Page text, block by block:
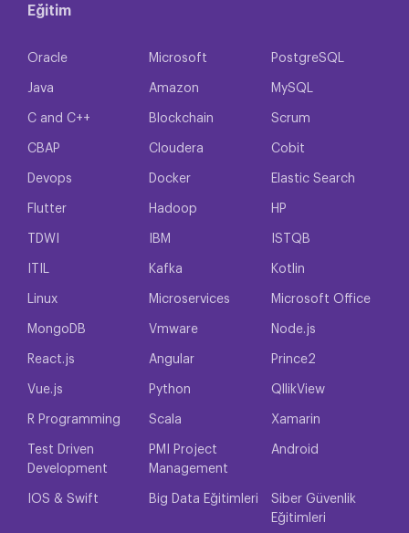
Eğitim
Oracle Microsoft PostgreSQL
Java Amazon MySQL
C and C++ Blockchain Scrum
CBAP Cloudera Cobit
Devops Docker Elastic Search
Flutter Hadoop HP
TDWI IBM ISTQB
ITIL Kafka Kotlin
Linux Microservices Microsoft Office
MongoDB Vmware Node.js
React.js Angular Prince2
Vue.js Python QllikView
R Programming Scala Xamarin
Test Driven
Development
PMI Project
Management
Android
IOS & Swift Big Data Eğitimleri
Siber Güvenlik
Eğitimleri